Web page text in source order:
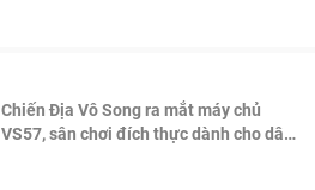
Chiến Địa Vô Song ra mắt máy chủ
VS57, sân chơi đích thực dành cho dân